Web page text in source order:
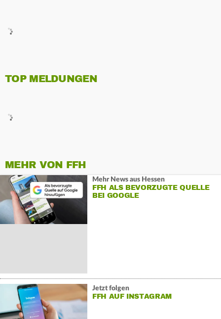
TOP MELDUNGEN
MEHR VON FFH
Mehr News aus Hessen
FFH ALS BEVORZUGTE QUELLE
BEI GOOGLE
Jetzt folgen
FFH AUF INSTAGRAM